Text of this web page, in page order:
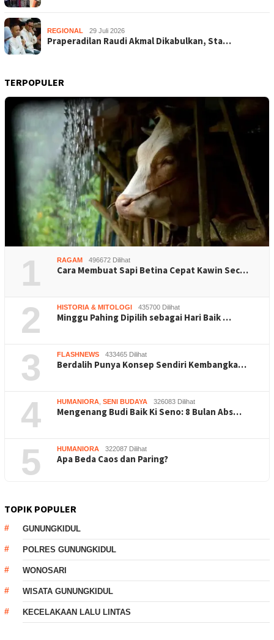
REGIONAL 29 Juli 2026
Praperadilan Raudi Akmal Dikabulkan, Sta…
TERPOPULER
1 RAGAM 496672 Dilihat
Cara Membuat Sapi Betina Cepat Kawin Sec…
2 HISTORIA & MITOLOGI 435700 Dilihat
Minggu Pahing Dipilih sebagai Hari Baik …
3 FLASHNEWS 433465 Dilihat
Berdalih Punya Konsep Sendiri Kembangka…
4 HUMANIORA, SENI BUDAYA 326083 Dilihat
Mengenang Budi Baik Ki Seno: 8 Bulan Abs…
5 HUMANIORA 322087 Dilihat
Apa Beda Caos dan Paring?
TOPIK POPULER
GUNUNGKIDUL
POLRES GUNUNGKIDUL
WONOSARI
WISATA GUNUNGKIDUL
KECELAKAAN LALU LINTAS